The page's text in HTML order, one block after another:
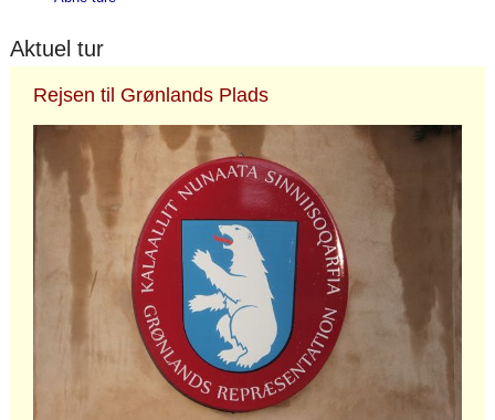
Aktuel tur
Rejsen til Grønlands Plads